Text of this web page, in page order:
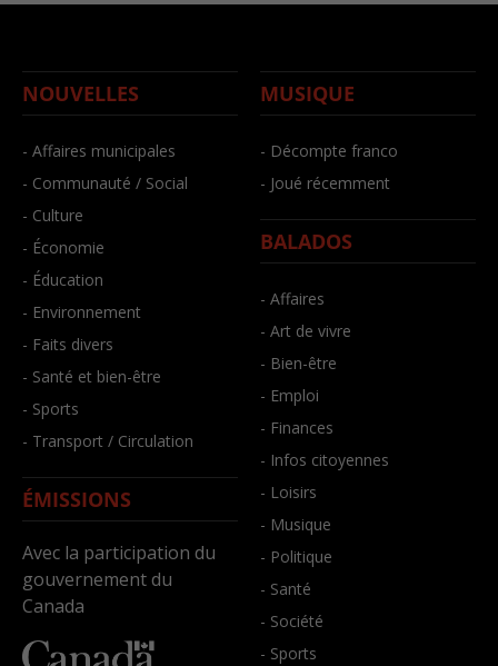
NOUVELLES
- Affaires municipales
- Communauté / Social
- Culture
- Économie
- Éducation
- Environnement
- Faits divers
- Santé et bien-être
- Sports
- Transport / Circulation
ÉMISSIONS
Avec la participation du
gouvernement du
Canada
MUSIQUE
- Décompte franco
- Joué récemment
BALADOS
- Affaires
- Art de vivre
- Bien-être
- Emploi
- Finances
- Infos citoyennes
- Loisirs
- Musique
- Politique
- Santé
- Société
- Sports